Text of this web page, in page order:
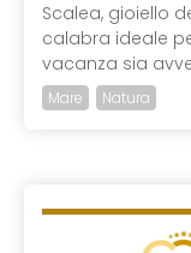
Scalea, gioiello
calabra ideale
vacanza sia
Mare Natura